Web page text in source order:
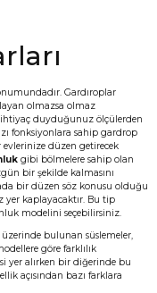
Gardıroplar
olmazsa olmaz
duyduğunuz ölçülerden
fonksiyonlara sahip gardrop
düzen getirecek
gibi bölmelere sahip olan
bir şekilde kalmasını
bir düzen söz konusu olduğu
yer kaplayacaktır. Bu tip
modelini seçebilirsiniz.
üzerinde bulunan süslemeler,
göre farklılık
yer alırken bir diğerinde bu
açısından bazı farklara